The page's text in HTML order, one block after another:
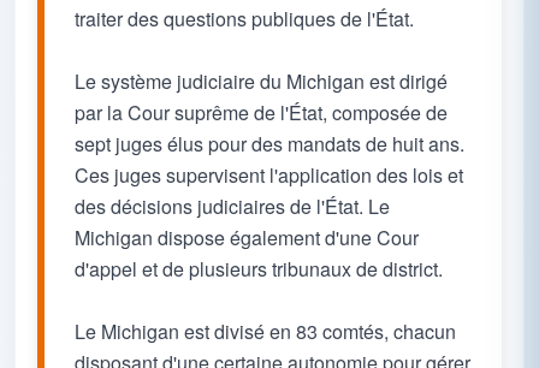
traiter des questions publiques de l'État.
Le système judiciaire du Michigan est dirigé
par la Cour suprême de l'État, composée de
sept juges élus pour des mandats de huit ans.
Ces juges supervisent l'application des lois et
des décisions judiciaires de l'État. Le
Michigan dispose également d'une Cour
d'appel et de plusieurs tribunaux de district.
Le Michigan est divisé en 83 comtés, chacun